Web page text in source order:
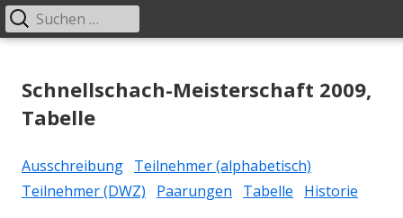
zum
Primäres
Suchen
nach:
Schnellschach-Meisterschaft 2009,
Tabelle
Ausschreibung Teilnehmer (alphabetisch)
Teilnehmer (DWZ)
Paarungen Tabelle Historie